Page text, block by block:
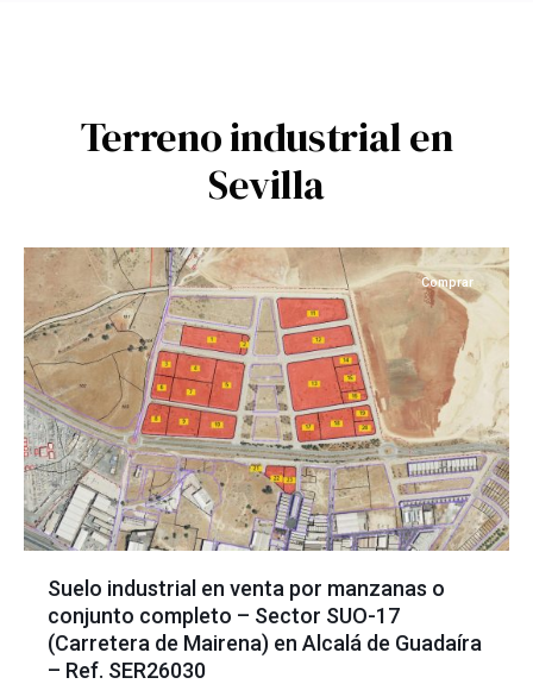
Terreno industrial en
Sevilla
Comprar
Suelo industrial en venta por manzanas o
conjunto completo – Sector SUO-17
(Carretera de Mairena) en Alcalá de Guadaíra
– Ref. SER26030